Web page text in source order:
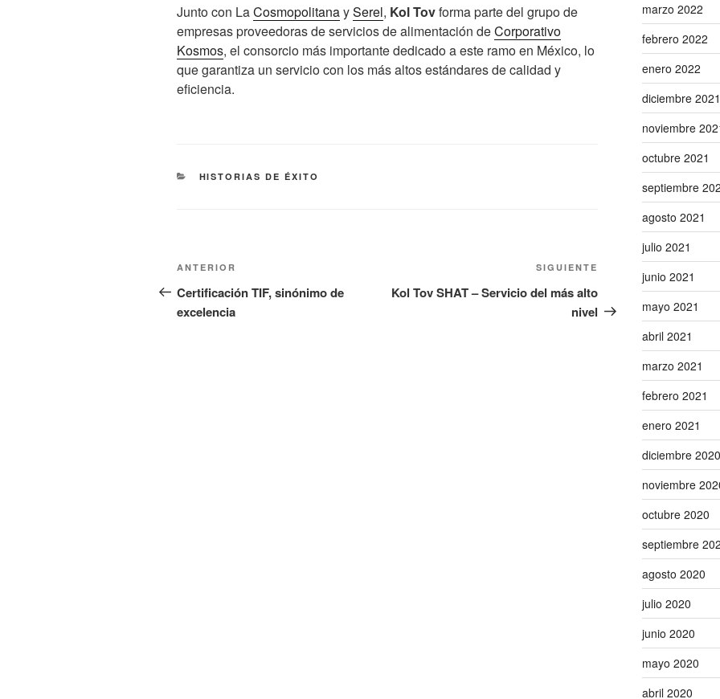
Junto con LaCosmopolitanaySerel, Kol Tovforma parte del grupo de
empresas proveedoras de servicios de alimentación deCorporativo
Kosmos, el consorcio más importante dedicado a este ramo en México, lo
que garantiza un servicio con los más altos estándares de calidad y
eficiencia.
CATEGORÍAS
HISTORIAS DE ÉXITO
Navegación
de
entradas
Entrada
anterior:
ANTERIOR
Certificación TIF, sinónimo de
excelencia
Siguiente
entrada
SIGUIENTE
Kol Tov SHAT – Servicio del más alto
nivel
marzo 2022
febrero 2022
enero 2022
diciembre 2021
noviembre
octubre 2021
septiembre
agosto 2021
julio 2021
junio 2021
mayo 2021
abril 2021
marzo 2021
febrero 2021
enero 2021
diciembre 2020
noviembre
octubre 2020
septiembre
agosto 2020
julio 2020
junio 2020
mayo 2020
abril 2020